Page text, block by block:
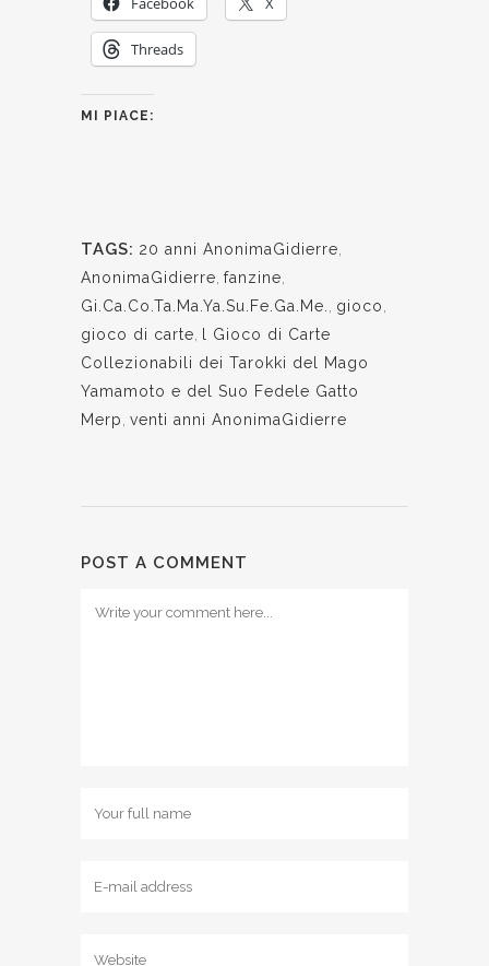
Threads
MI PIACE:
TAGS: 20 anni AnonimaGidierre
AnonimaGidierre fanzine
Gi.Ca.Co.Ta.Ma.Ya.Su.Fe.Ga.Me.
gioco
gioco di carte
l Gioco di Carte
Collezionabili dei Tarokki del Mago
Yamamoto e del Suo Fedele Gatto
Merp venti anni AnonimaGidierre
POST A COMMENT